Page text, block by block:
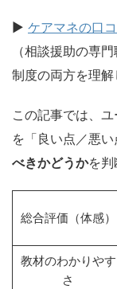
▶ ケアマネの口
（相談援助の専
制度の両方を理解
この記事では、
を「良い点／悪い
べきかどうかを判
総合評価（体感）
教材のわかりやす
さ